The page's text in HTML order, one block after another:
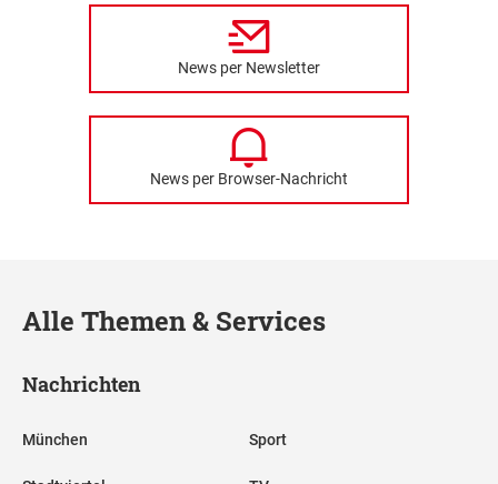
News per Newsletter
News per Browser-Nachricht
Alle Themen & Services
Nachrichten
München Sport